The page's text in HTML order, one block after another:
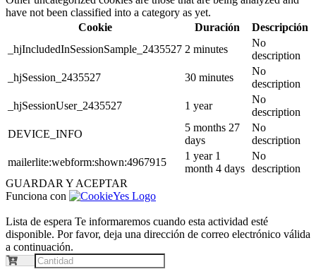
have not been classified into a category as yet.
Cookie
Duración
Descripción
_hjIncludedInSessionSample_2435527 2 minutes
No
description
_hjSession_2435527
30 minutes
No
description
_hjSessionUser_2435527
1 year
No
description
DEVICE_INFO
5 months 27
days
No
description
mailerlite:webform:shown:4967915
1 year 1
month 4 days
No
description
GUARDAR Y ACEPTAR
Funciona con
Lista de espera Te informaremos cuando esta actividad esté
disponible. Por favor, deja una dirección de correo electrónico válida
a continuación.